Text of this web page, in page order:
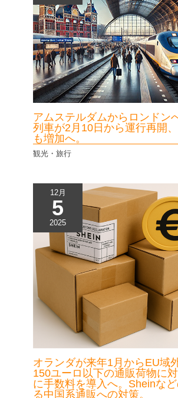
アムステルダムからロンドン
列車が2月10日から運行再開
も増加へ。
観光・旅行
12月
5
2025
オランダが来年1月からEU域
150ユーロ以下の通販荷物に
に手数料を導入へ。Sheinな
る中国系通販への対策。